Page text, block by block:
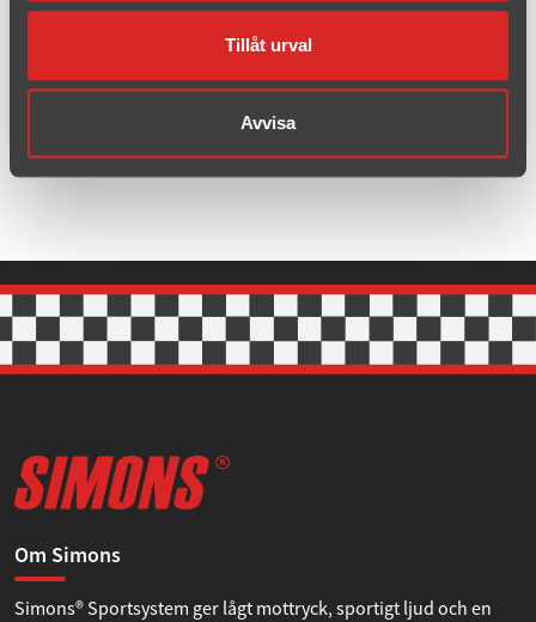
Tillåt urval
Avvisa
Material:Aluminiserat
Om Simons
Simons® Sportsystem ger lågt mottryck, sportigt ljud och en